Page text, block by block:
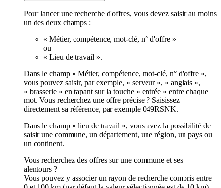
Pour lancer une recherche d'offres, vous devez saisir au moins
un des deux champs :
« Métier, compétence, mot-clé, n° d'offre »
ou
« Lieu de travail ».
Dans le champ « Métier, compétence, mot-clé, n° d'offre »,
vous pouvez saisir, par exemple, « serveur », « anglais »,
« brasserie » en tapant sur la touche « entrée » entre chaque
mot. Vous recherchez une offre précise ? Saisissez
directement sa référence, par exemple 049RSNK.
Dans le champ « lieu de travail », vous avez la possibilité de
saisir une commune, un département, une région, un pays ou
un continent.
Vous recherchez des offres sur une commune et ses
alentours ?
Vous pouvez y associer un rayon de recherche compris entre